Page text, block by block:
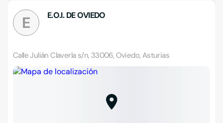
E E.O.I. DE OVIEDO
Calle Julián Clavería s/n, 33006, Oviedo, Asturias